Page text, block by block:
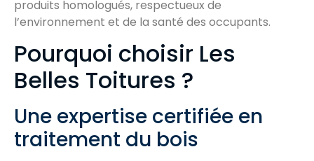
produits homologués, respectueux de
l’environnement et de la santé des occupants.
Pourquoi choisir Les
Belles Toitures ?
Une expertise certifiée en
traitement du bois